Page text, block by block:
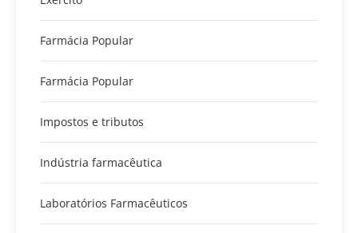
Farmácia Popular
Farmácia Popular
Impostos e tributos
Indústria farmacêutica
Laboratórios Farmacêuticos